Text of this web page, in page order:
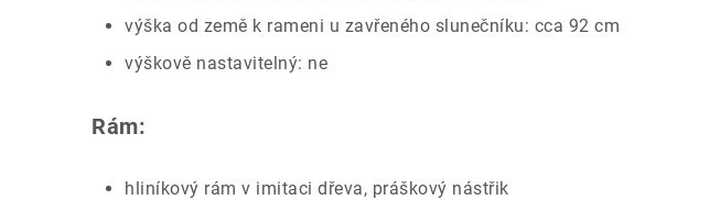
výška od země k rameni u zavřeného slunečníku: cca 92 cm
výškově nastavitelný: ne
Rám:
hliníkový rám v imitaci dřeva, práškový nástřik